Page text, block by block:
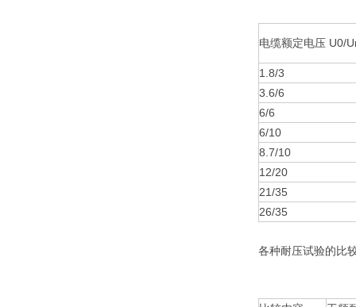
电缆额定电压 U0/
1.8/3
3.6/6
6/6
6/10
8.7/10
12/20
21/35
26/35
各种耐压试验的比